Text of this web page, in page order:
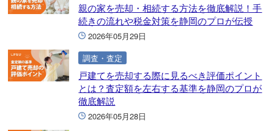
親の家を売却・相続する方法を徹底解説！手
続きの流れや税金対策を静岡のプロが伝授
2026年05月29日
調査・査定
戸建てを売却する際に見るべき評価ポイント
とは？査定額を左右する基準を静岡のプロが
徹底解説
2026年05月28日